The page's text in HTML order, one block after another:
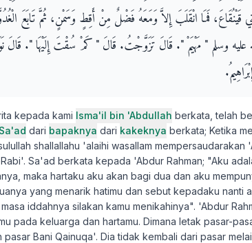
فَمَا انْقَلَبَ إِلاَّ وَمَعَهُ فَضْلٌ مِنْ أَقِطٍ وَسَمْنٍ، ثُمَّ تَابَعَ
عليه وسلم ‏"‏ مَهْيَمْ ‏"‏‏.‏ قَالَ تَزَوَّجْتُ‏.‏ قَالَ ‏"‏ كَمْ سُقْتَ إِلَيْهَا ‏"‏‏.‏ قَالَ
kepada kami Isma'il bin 'Abdullah berkata, telah
dari bapaknya dari kakeknya berkata; Ketika
shallallahu 'alaihi wasallam
Sa'ad berkata kepada 'Abdur Rahman; "Aku
maka hartaku aku akan bagi dua dan aku
yang menarik hatimu dan sebut kepadaku nanti
iddahnya silakan kamu menikahinya". 'Abdur
pada keluarga dan hartamu. Dimana letak pasar-
pasar Bani Qainuqa'. Dia tidak kembali dari pasar